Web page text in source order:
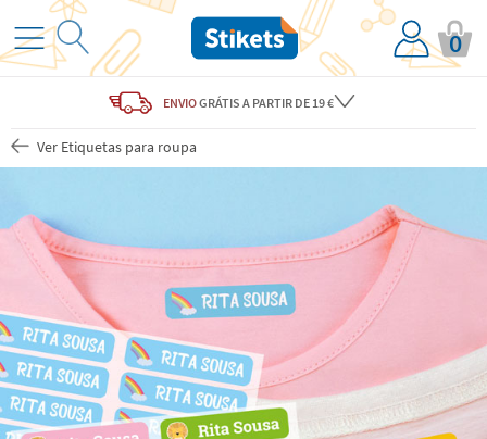
0
ENVIOGRÁTIS A PARTIR DE 19 €
Ver Etiquetas para roupa